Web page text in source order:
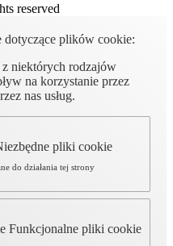
reserved
dotyczące plików cookie:
niektórych rodzajów
na korzystanie przez
nas usług.
pliki cookie
do działania tej strony
Funkcjonalne pliki cookie